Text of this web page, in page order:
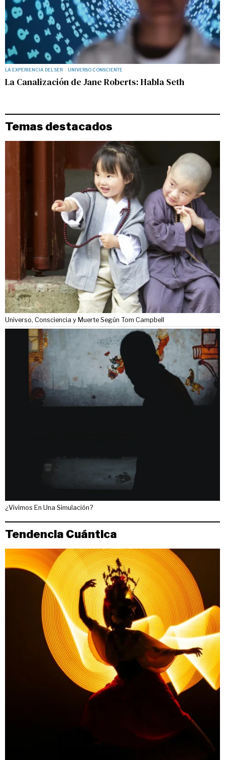
LA EXPERIENCIA DEL SER · UNIVERSO CONSCIENTE
La Canalización de Jane Roberts: Habla Seth
Temas destacados
Universo, Consciencia y Muerte Según Tom Campbell
¿Vivimos En Una Simulación?
Tendencia Cuántica